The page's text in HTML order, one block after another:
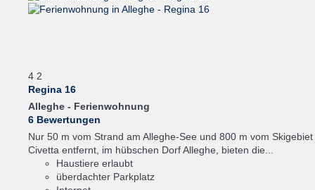
4 2
Regina 16
Alleghe - Ferienwohnung
6 Bewertungen
Nur 50 m vom Strand am Alleghe-See und 800 m vom Skigebiet
Civetta entfernt, im hübschen Dorf Alleghe, bieten die...
Haustiere erlaubt
überdachter Parkplatz